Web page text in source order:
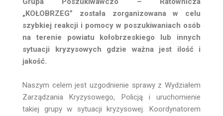
„KOŁOBRZEG” została zorganizowana w celu
szybkiej reakcji i pomocy w poszukiwaniach osób
na terenie powiatu kołobrzeskiego lub innych
sytuacji kryzysowych gdzie ważna jest ilość i
jakość.
Naszym celem jest uzgodnienie sprawy z Wydziałem
Zarządzania Kryzysowego, Policją i uruchomienie
takiej grupy w sytuacji kryzysowej. Koordynatorem